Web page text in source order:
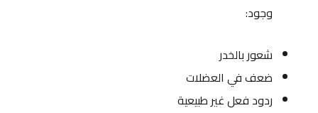
وجود:
شعور بالخدر
ضعف في العضلات
ردود فعل غير طبيعية